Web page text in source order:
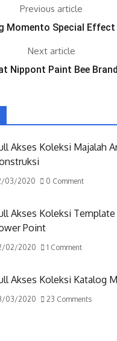
Previous article
Momento Special Effect
Next article
Nippont Paint Bee
Akses Koleksi Majalah
03/2020 0 Comment
Akses Koleksi
Point
02/2020 1 Comment
Akses Koleksi Katalog
03/2020 23 Comments